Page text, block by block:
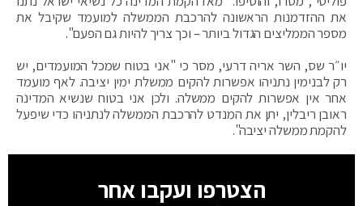
את ההזדמנות הראשונה להרכבת הממשלה למועמד שקיבל את
מספר הממליצים הגדול ביותר – וכך צריך להיות גם הפעם".
יו״ר שס, השר אריה דרעי, מסר כי "אני בטוח שמכל המועמדים, יש
רק לבנימין נתניהו אפשרות להקים ממשלת ימין יציבה. לאף מועמד
אחר אין אפשרות להקים ממשלה. ולכן אני בטוח שנשיא המדינה
ראובן ריבלין, יתן את המנדט להרכבת הממשלה לנתניהו כדי שיפעל
להקמת ממשלה יציבה".
הצטרפו ועקבו אחר